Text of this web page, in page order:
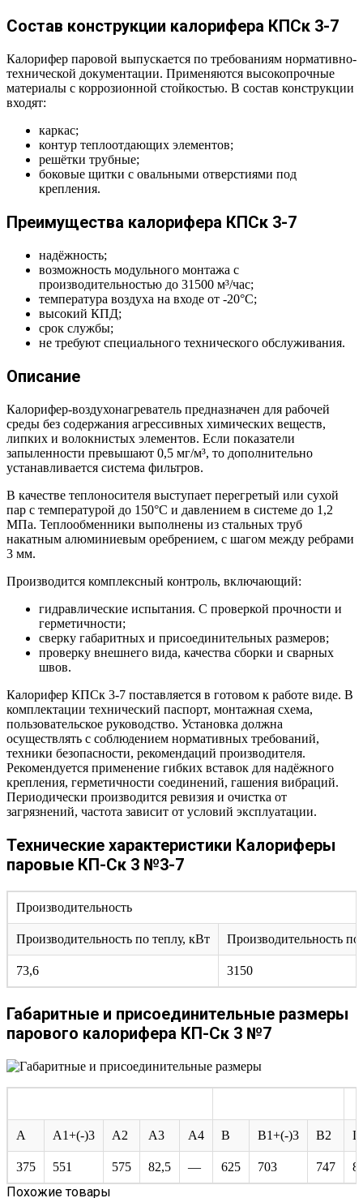
Состав конструкции калорифера КПСк 3-7
Калорифер паровой выпускается по требованиям нормативно-
технической документации. Применяются высокопрочные
материалы с коррозионной стойкостью. В состав конструкции
входят:
каркас;
контур теплоотдающих элементов;
решётки трубные;
боковые щитки с овальными отверстиями под
крепления.
Преимущества калорифера КПСк 3-7
надёжность;
возможность модульного монтажа с
производительностью до 31500 м³/час;
температура воздуха на входе от -20°С;
высокий КПД;
срок службы;
не требуют специального технического обслуживания.
Описание
Калорифер-воздухонагреватель предназначен для рабочей
среды без содержания агрессивных химических веществ,
липких и волокнистых элементов. Если показатели
запыленности превышают 0,5 мг/м³, то дополнительно
устанавливается система фильтров.
В качестве теплоносителя выступает перегретый или сухой
пар с температурой до 150°С и давлением в системе до 1,2
МПа. Теплообменники выполнены из стальных труб
накатным алюминиевым оребрением, с шагом между ребрами
3 мм.
Производится комплексный контроль, включающий:
гидравлические испытания. С проверкой прочности и
герметичности;
сверку габаритных и присоединительных размеров;
проверку внешнего вида, качества сборки и сварных
швов.
Калорифер КПСк 3-7 поставляется в готовом к работе виде. В
комплектации технический паспорт, монтажная схема,
пользовательское руководство. Установка должна
осуществлять с соблюдением нормативных требований,
техники безопасности, рекомендаций производителя.
Рекомендуется применение гибких вставок для надёжного
крепления, герметичности соединений, гашения вибраций.
Периодически производится ревизия и очистка от
загрязнений, частота зависит от условий эксплуатации.
Технические характеристики Калориферы
паровые КП-Ск 3 №3-7
Производительность
Производительность по теплу, кВт Производительность по
73,6 3150
Габаритные и присоединительные размеры
парового калорифера КП-Ск 3 №7
A A1+(-)3 A2 A3 A4 B B1+(-)3 B2 L
375 551 575 82,5 — 625 703 747
Похожие товары